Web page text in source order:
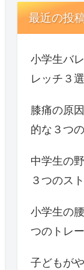
最近の投
小学生バ
レッチ３選
膝痛の原
的な３つ
中学生の
３つのス
小学生の
つのトレ
子どもが